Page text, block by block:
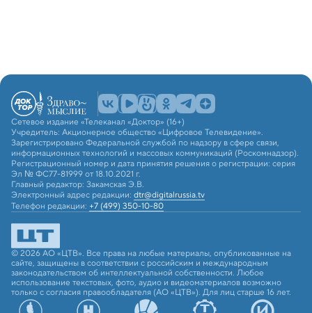
Сетевое издание «Телеканал «Доктор» (16+)
Учредитель: Акционерное общество «Цифровое Телевидение».
Зарегистрировано Федеральной службой по надзору в сфере связи,
информационных технологий и массовых коммуникаций (Роскомнадзор).
Регистрационный номер и дата принятия решения о регистрации: серия
Эл № ФС77-81999 от 18.10.2021 г.
Главный редактор: Закамская Э.В.
Электронный адрес редакции: dtr@digitalrussia.tv
Телефон редакции: +7 (499) 350-10-80
© 2026 АО «ЦТВ». Все права на любые материалы, опубликованные на
сайте, защищены в соответствии с российским и международным
законодательством об интеллектуальной собственности. Любое
использование текстовых, фото, аудио и видеоматериалов возможно
только с согласия правообладателя (АО «ЦТВ»). Для лиц старше 16 лет.